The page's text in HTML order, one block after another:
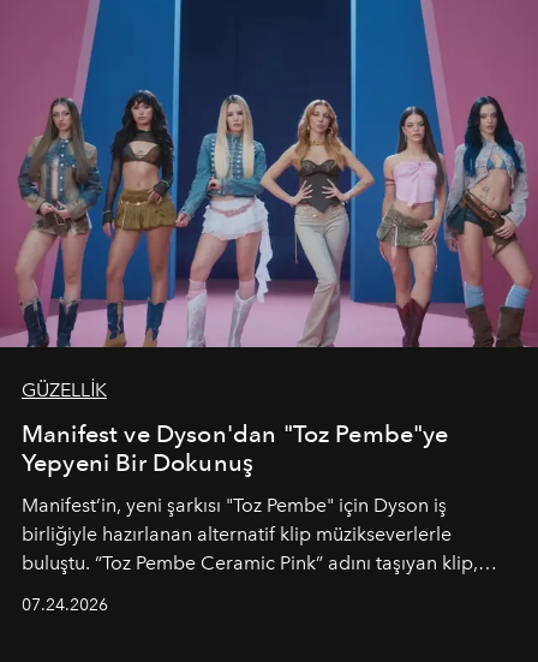
GÜZELLİK
Manifest ve Dyson'dan "Toz Pembe"ye
Yepyeni Bir Dokunuş
Manifest’in, yeni şarkısı "Toz Pembe" için Dyson iş
birliğiyle hazırlanan alternatif klip müzikseverlerle
buluştu. “Toz Pembe Ceramic Pink” adını taşıyan klip,
07.24.2026